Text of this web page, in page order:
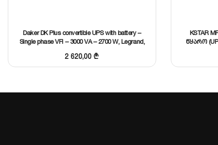
Daker DK Plus convertible UPS with battery –
Single phase VFI – 3000 VA – 2700 W, Legrand,
2 620,00₾
KSTAR
წყარო